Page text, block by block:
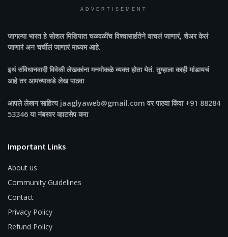
ADVERTISEMENT
जागल्या भारतहे सोशल मिडियात चळवळींच विश्वासार्हतेने वाचलं जाणारं, शेअर केलं
जाणारं अन चर्चीलं जाणारं माध्यम आहे.
इथं संविधानवादी विवेकी लेखकांना मनमोकळे व्यक्त होता येतं. तुम्हाला काही मांडायचं
आहे तर आमच्याकडे लेख पाठवा
आपले लेखन साहित्य jaaglyaweb@gmail.com वर पाठवा किंवा +91 88284
53346 या नंबरवर व्हाटसेप करा
Important Links
About us
Community Guidelines
Contact
Privacy Policy
Refund Policy